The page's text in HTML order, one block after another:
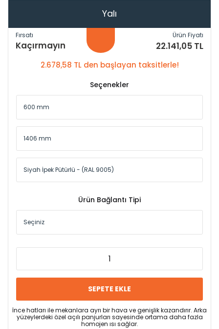
Yalı
Fırsatı
Kaçırmayın
Ürün Fiyatı
22.141,05 TL
2.678,58 TL den başlayan taksitlerle!
Seçenekler
Ürün Bağlantı Tipi
SEPETE EKLE
İnce hatları ile mekanlara ayrı bir hava ve genişlik kazandırır. Arka
yüzeylerdeki özel açılı panjurları sayesinde ortama daha fazla
homojen ısı sağlar.